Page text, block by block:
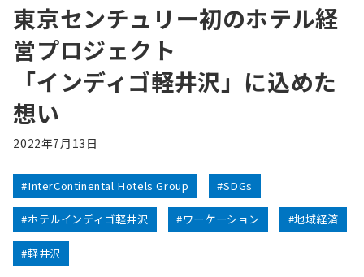
東京センチュリー初のホテル経
営プロジェクト
「インディゴ軽井沢」に込めた
想い
2022年7月13日
#InterContinental Hotels Group #SDGs
#ホテルインディゴ軽井沢 #ワーケーション #地域経済
#軽井沢